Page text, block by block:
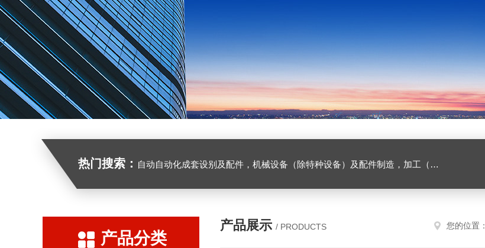
热门搜索： 自动自动化成套设别及配件，机械设备（除特种设备）及配件制造，加工（以上限分支机构经营），设计，批发，零售，模具，五金制品，工具加工（限分支机构经营），设计，批发，零售。五金交电，金属材料，金属制品，不锈钢制品，建筑材料，钢材，橡塑制品，环保设备，润滑剂，汽车配件，摩托车配件的批发，零售。（企业经营涉及行政许可的，凭许可证件经营）化成套设别及配件，机械设备（除特种设备）及配件制造，加工（以上限分支机构经营），设计，批发，零售，模具，五金制品，工具加工（限分支机构经营），设计，批发，零售。五金交电，金属材料，金属制品，不锈钢制品，建筑材料，钢材，橡塑制品，环保设备，润滑剂，汽车配件，摩托车配件的批发，零售。（企业经营涉及行政许可的，凭许可证件经营）
产品分类
产品展示 / PRODUCTS 您的位置：